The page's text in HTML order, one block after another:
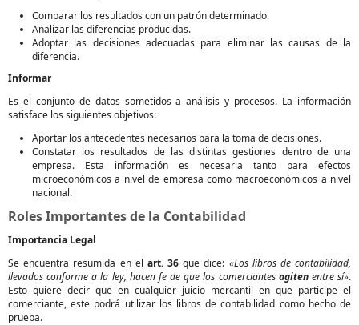
Comparar los resultados con un patrón determinado.
Analizar las diferencias producidas.
Adoptar las decisiones adecuadas para eliminar las causas de la
diferencia.
Informar
Es el conjunto de datos sometidos a análisis y procesos. La información
satisface los siguientes objetivos:
Aportar los antecedentes necesarios para la toma de decisiones.
Constatar los resultados de las distintas gestiones dentro de una
empresa. Esta información es necesaria tanto para efectos
microeconómicos a nivel de empresa como macroeconómicos a nivel
nacional.
Roles Importantes de la Contabilidad
Importancia Legal
Se encuentra resumida en el art. 36 que dice: «Los libros de contabilidad,
llevados conforme a la ley, hacen fe de que los comerciantes agitenentre sí».
Esto quiere decir que en cualquier juicio mercantil en que participe el
comerciante, este podrá utilizar los libros de contabilidad como hecho de
prueba.